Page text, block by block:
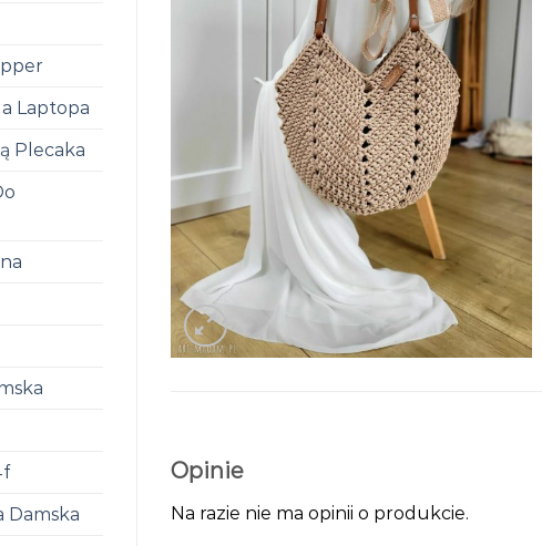
Laptopa
Plecaka
Damska
Opinie
Na razie nie ma opinii o produkcie.